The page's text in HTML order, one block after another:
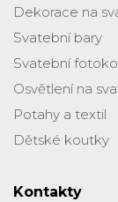
Dekorace na
Svatební bary
Svatební
Osvětlení na
Potahy a textil
Dětské koutky
Kontakty